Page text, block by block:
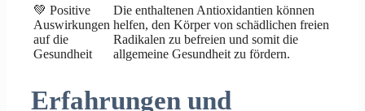
💚 Positive
Auswirkungen
auf die
Gesundheit
Die enthaltenen Antioxidantien können
helfen, den Körper von schädlichen freien
Radikalen zu befreien und somit die
allgemeine Gesundheit zu fördern.
Erfahrungen und